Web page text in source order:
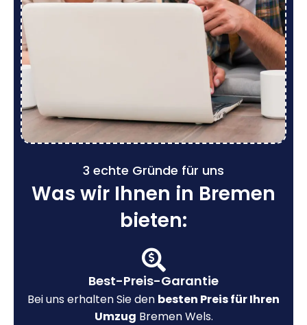
3 echte Gründe für uns
Was wir Ihnen in Bremen
bieten:
Best-Preis-Garantie
Bei uns erhalten Sie den besten Preis für Ihren
Umzug Bremen Wels.